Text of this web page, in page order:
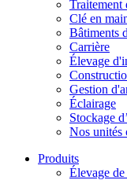
Traitement
Clé en
Bâtiments
Carrière
Élevage
Gestion
Éclairage
Stockage
Nos unités
Produits
Élevage